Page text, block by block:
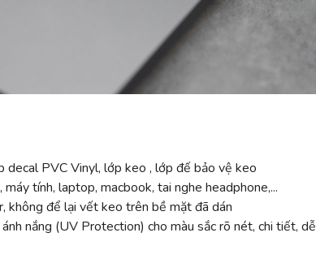
PVC Vinyl, lớp keo , lớp đế bảo vệ keo
tính, laptop, macbook, tai nghe headphone,...
không để lại vết keo trên bề mặt đã dán
nắng (UV Protection) cho màu sắc rõ nét, chi tiết, dễ